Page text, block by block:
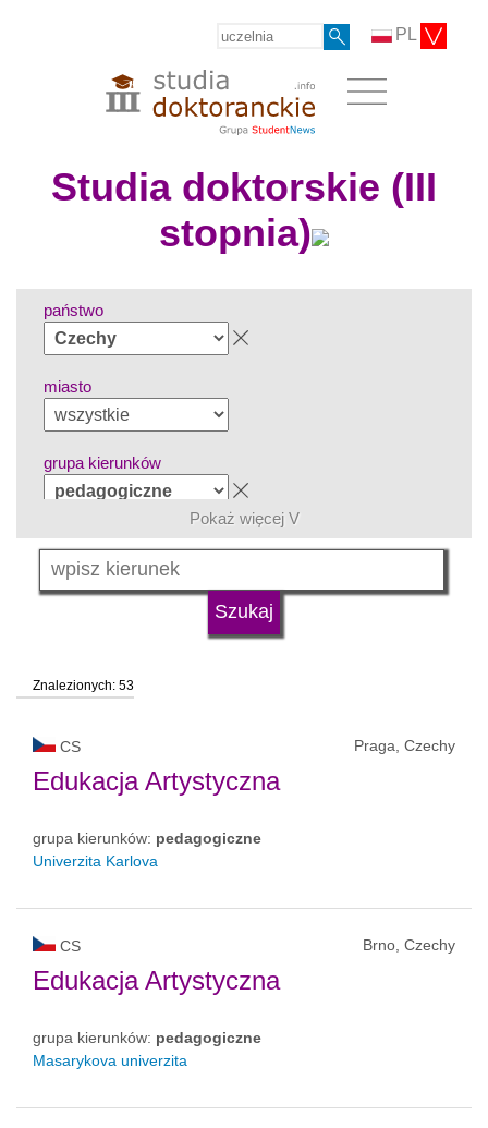
PL
Studia doktorskie (III
stopnia)
państwo
miasto
grupa kierunków
język
status uczelni
Pokaż więcej V
Znalezionych: 53
CS Praga, Czechy
Edukacja Artystyczna
grupa kierunków: pedagogiczne
Univerzita Karlova
CS Brno, Czechy
Edukacja Artystyczna
grupa kierunków: pedagogiczne
Masarykova univerzita